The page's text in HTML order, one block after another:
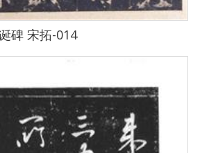
碑 宋拓-014